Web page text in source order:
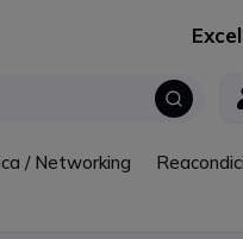
/ Networking